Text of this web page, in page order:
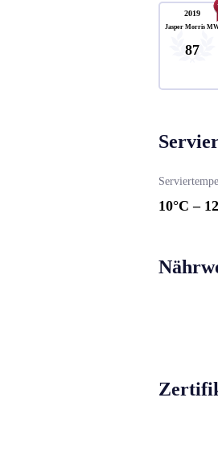
2019
Jasper Morris
87
10°C – 12